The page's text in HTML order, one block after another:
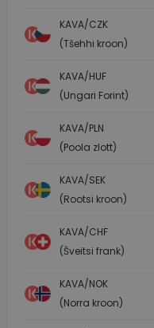
KAVA/CZK
(Tšehhi kroon)
KAVA/HUF
(Ungari Forint)
KAVA/PLN
(Poola zlott)
KAVA/SEK
(Rootsi kroon)
KAVA/CHF
(Šveitsi frank)
KAVA/NOK
(Norra kroon)